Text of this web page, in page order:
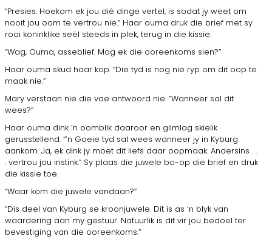
“Presies. Hoekom ek jou dié dinge vertel, is sodat jy weet om
nooit jou oom te vertrou nie.” Haar ouma druk die brief met sy
rooi koninklike seël steeds in plek, terug in die kissie.
“Wag, Ouma, asseblief. Mag ek die ooreenkoms sien?”
Haar ouma skud haar kop. “Die tyd is nog nie ryp om dit oop te
maak nie.”
Mary verstaan nie die vae antwoord nie. “Wanneer sal dit
wees?”
Haar ouma dink ’n oomblik daaroor en glimlag skielik
gerusstellend. “’n Goeie tyd sal wees wanneer jy in Kyburg
aankom. Ja, ek dink jy moet dit liefs daar oopmaak. Andersins . .
. vertrou jou instink.” Sy plaas die juwele bo-op die brief en druk
die kissie toe.
“Waar kom die juwele vandaan?”
“Dis deel van Kyburg se kroonjuwele. Dit is as ’n blyk van
waardering aan my gestuur. Natuurlik is dit vir jou bedoel ter
bevestiging van die ooreenkoms.”